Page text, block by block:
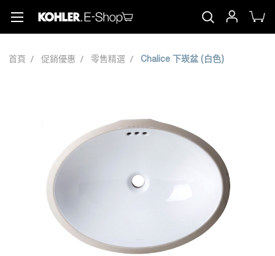
首頁 促銷優惠 零售精選 Chalice 下崁盆 (白色)